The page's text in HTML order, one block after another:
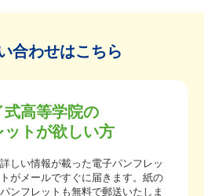
合わせはこちら
式高等学院の
トが欲しい方
詳しい情報が載った電子パンフレッ
トがメールですぐに届きます。紙の
パンフレットも無料で郵送いたしま